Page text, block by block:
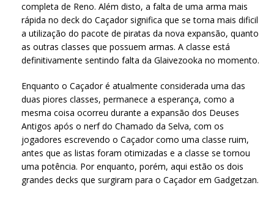
completa de Reno. Além disto, a falta de uma arma mais
rápida no deck do Caçador significa que se torna mais dificil
a utilização do pacote de piratas da nova expansão, quanto
as outras classes que possuem armas. A classe está
definitivamente sentindo falta da Glaivezooka no momento.
Enquanto o Caçador é atualmente considerada uma das
duas piores classes, permanece a esperança, como a
mesma coisa ocorreu durante a expansão dos Deuses
Antigos após o nerf do Chamado da Selva, com os
jogadores escrevendo o Caçador como uma classe ruim,
antes que as listas foram otimizadas e a classe se tornou
uma potência. Por enquanto, porém, aqui estão os dois
grandes decks que surgiram para o Caçador em Gadgetzan.